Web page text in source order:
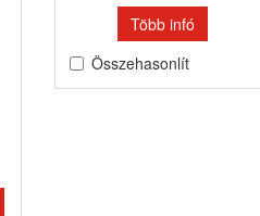
Több infó
Összehasonlít